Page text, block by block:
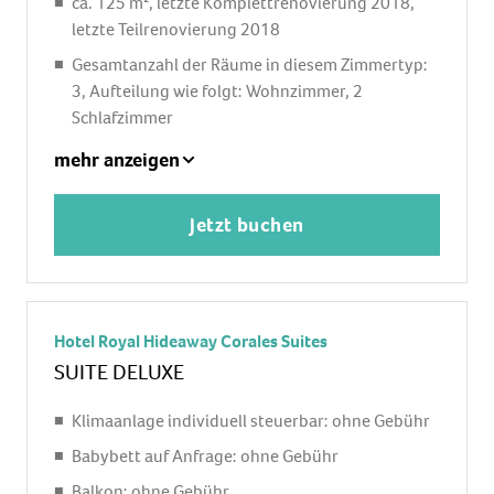
letzte Teilrenovierung 2018
Gesamtanzahl der Räume in diesem Zimmertyp:
3, Aufteilung wie folgt: Wohnzimmer, 2
Schlafzimmer
Babybett: ohne Gebühr, Anfrage & Reservierung
notwendig
Klimaanlage: Januar - Dezember, individuell
regelbar, kalt, warm
Sitzecke, Sofa
Küche, Kühlschrank: ohne Gebühr, Backofen,
Kochplatte, Mikrowelle, Espressomaschine,
Wasserkocher, Toaster, Esstisch
mehr anzeigen
Jetzt buchen
Hotel Royal Hideaway Corales Suites
SUITE DELUXE
Klimaanlage individuell steuerbar: ohne Gebühr
Babybett auf Anfrage: ohne Gebühr